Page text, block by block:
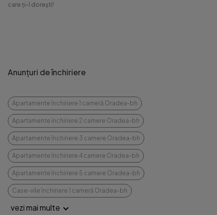
care ți-l dorești!
Anunțuri de închiriere
Apartamente închiriere 1 cameră Oradea-bh
Apartamente închiriere 2 camere Oradea-bh
Apartamente închiriere 3 camere Oradea-bh
Apartamente închiriere 4 camere Oradea-bh
Apartamente închiriere 5 camere Oradea-bh
Case-vile închiriere 1 cameră Oradea-bh
vezi mai multe